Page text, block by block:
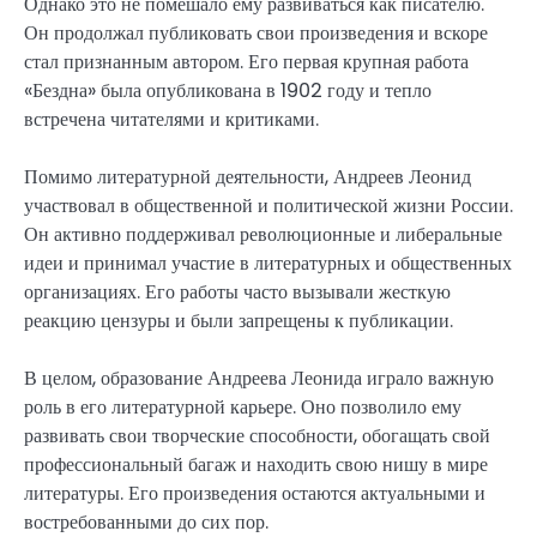
Он продолжал публиковать свои произведения и вскоре
стал признанным автором. Его первая крупная работа
«Бездна» была опубликована в 1902 году и тепло
встречена читателями и критиками.
Помимо литературной деятельности, Андреев Леонид
участвовал в общественной и политической жизни России.
Он активно поддерживал революционные и либеральные
идеи и принимал участие в литературных и общественных
организациях. Его работы часто вызывали жесткую
реакцию цензуры и были запрещены к публикации.
В целом, образование Андреева Леонида играло важную
роль в его литературной карьере. Оно позволило ему
развивать свои творческие способности, обогащать свой
профессиональный багаж и находить свою нишу в мире
литературы. Его произведения остаются актуальными и
востребованными до сих пор.